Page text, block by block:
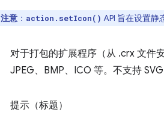
注意 ： action.setIcon() API 旨在设置静
对于打包的扩展程序（从 .crx 文件
JPEG、BMP、ICO 等。不支持
提示（标题）